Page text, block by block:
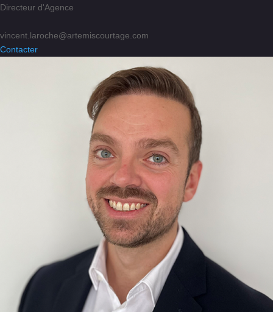
Directeur d'Agence
vincent.laroche@artemiscourtage.com
Contacter